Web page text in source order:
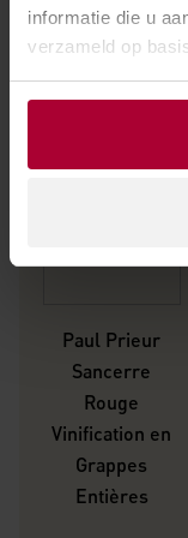
informatie die u
verzameld op
Paul Prieur
Sancerre
Rouge
Vinification en
Grappes
Entières